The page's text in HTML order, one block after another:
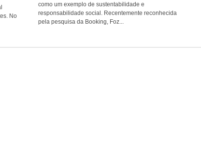
No
como um exemplo de sustentabilidade e
responsabilidade social. Recentemente reconhecida
pela pesquisa da Booking, Foz...